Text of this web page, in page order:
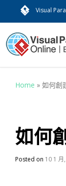
Visual
Home »如何創
如何
Posted on 10 1 月